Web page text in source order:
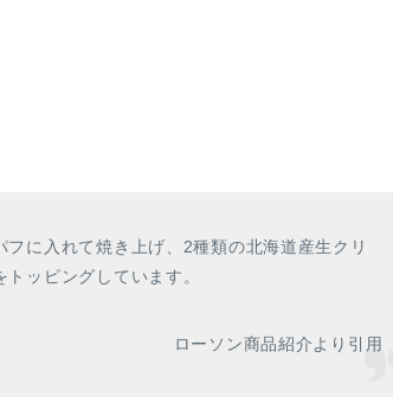
に入れて焼き上げ、2種類の北海道産生クリ
ッピングしています。
ローソン商品紹介より引用